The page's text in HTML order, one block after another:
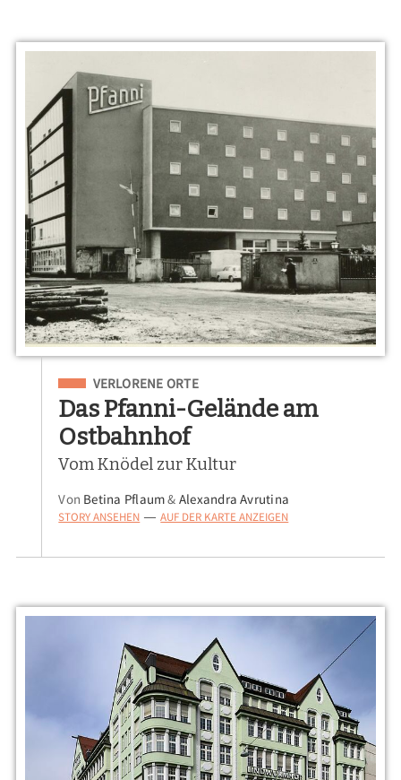
Eingeordnet unter
VERLORENE ORTE
Das Pfanni-Gelände am
Ostbahnhof
Vom Knödel zur Kultur
Von Betina Pflaum& Alexandra Avrutina
STORY ANSEHEN — AUF DER KARTE ANZEIGEN